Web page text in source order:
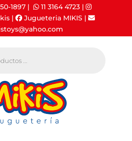
1897 | 11 3164 4723|
| Jugueteria MIKIS |